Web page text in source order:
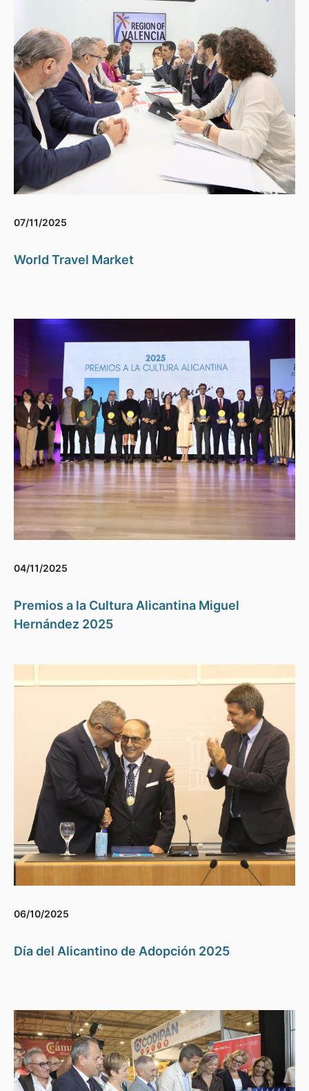
07/11/2025
World Travel Market
04/11/2025
Premios a la Cultura Alicantina Miguel
Hernández 2025
06/10/2025
Día del Alicantino de Adopción 2025